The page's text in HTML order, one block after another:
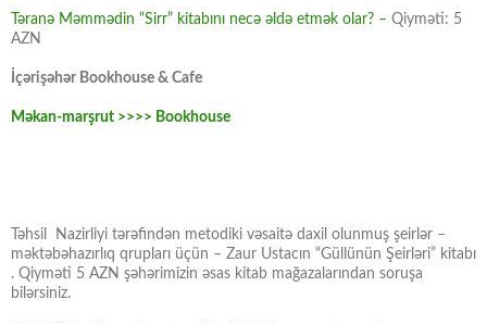
Təranə Məmmədin “Sirr” kitabını necə əldə etmək olar? – Qiyməti: 5
AZN
İçərişəhər Bookhouse & Cafe
Məkan-marşrut >>>> Bookhouse
Təhsil Nazirliyi tərəfindən metodiki vəsaitə daxil olunmuş şeirlər –
məktəbəhazırlıq qrupları üçün – Zaur Ustacın “Güllünün Şeirləri” kitabı
. Qiyməti 5 AZN şəhərimizin əsas kitab mağazalarından soruşa
bilərsiniz.